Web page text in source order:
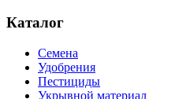
Каталог
Семена
Удобрения
Пестициды
Укрывной материал